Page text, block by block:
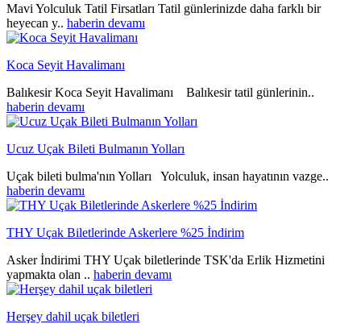
Mavi Yolculuk Tatil Firsatları Tatil günlerinizde daha farklı bir
heyecan y.. haberin devamı
Koca Seyit Havalimanı
Balıkesir Koca Seyit Havalimanı Balıkesir tatil günlerinin..
haberin devamı
Ucuz Uçak Bileti Bulmanın Yolları
Uçak bileti bulma'nın Yolları Yolculuk, insan hayatının vazge..
haberin devamı
THY Uçak Biletlerinde Askerlere %25 İndirim
Asker İndirimi THY Uçak biletlerinde TSK'da Erlik Hizmetini
yapmakta olan .. haberin devamı
Herşey dahil uçak biletleri